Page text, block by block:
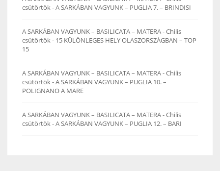
csütörtök-A SARKÁBAN VAGYUNK – PUGLIA 7. – BRINDISI
A SARKÁBAN VAGYUNK – BASILICATA – MATERA - Chilis
csütörtök- 15 KÜLÖNLEGES HELY OLASZORSZÁGBAN – TOP
15
A SARKÁBAN VAGYUNK – BASILICATA – MATERA - Chilis
csütörtök-A SARKÁBAN VAGYUNK – PUGLIA 10. –
POLIGNANO A MARE
A SARKÁBAN VAGYUNK – BASILICATA – MATERA - Chilis
csütörtök-A SARKÁBAN VAGYUNK – PUGLIA 12. – BARI